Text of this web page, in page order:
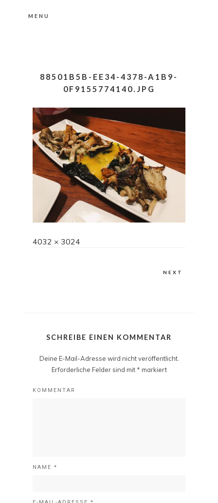
MENU
88501B5B-EE34-4378-A1B9-
0F9155774140.JPG
Full
4032 × 3024
NEXT
SCHREIBE EINEN KOMMENTAR
Deine E-Mail-Adresse wird nicht veröffentlicht.
Erforderliche Felder sind mit * markiert
KOMMENTAR
NAME *